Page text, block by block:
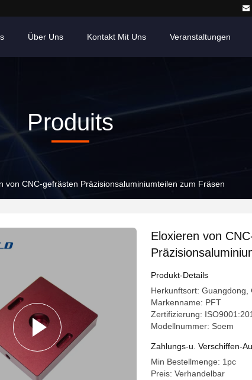
Über Uns Kontakt Mit Uns Veranstaltungen
Produits
von CNC-gefrästen Präzisionsaluminiumteilen zum Fräsen
Eloxieren von
Produkt-Details
Herkunftsort: Guangdong,
Markenname: PFT
Zertifizierung:
Modellnummer: Soem
Zahlungs-u. Verschiffen-
Min Bestellmenge: 1pc
Preis: Verhandelbar